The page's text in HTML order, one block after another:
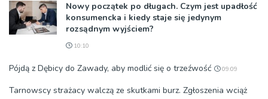
Nowy początek po długach. Czym jest upadłość
konsumencka i kiedy staje się jedynym
rozsądnym wyjściem?
10:10
Pójdą z Dębicy do Zawady, aby modlić się o trzeźwość 09:09
Tarnowscy strażacy walczą ze skutkami burz. Zgłoszenia wciąż